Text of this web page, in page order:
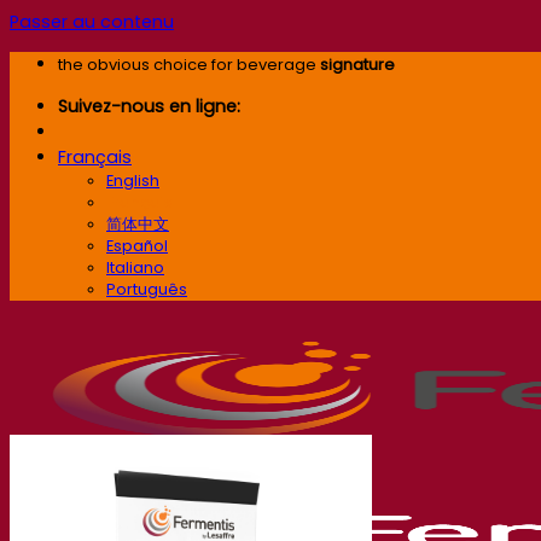
Passer au contenu
the obvious choice for beverage signature
Suivez-nous en ligne:
Français
English
简体中文
Español
Italiano
Português